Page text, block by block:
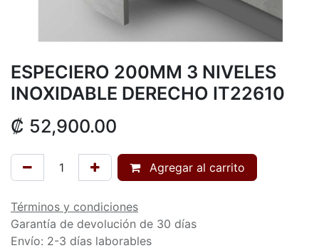
ESPECIERO 200MM 3 NIVELES
INOXIDABLE DERECHO IT22610
₡ 52,900.00
Agregar al carrito
Términos y condiciones
Garantía de devolución de 30 días
Envío: 2-3 días laborables